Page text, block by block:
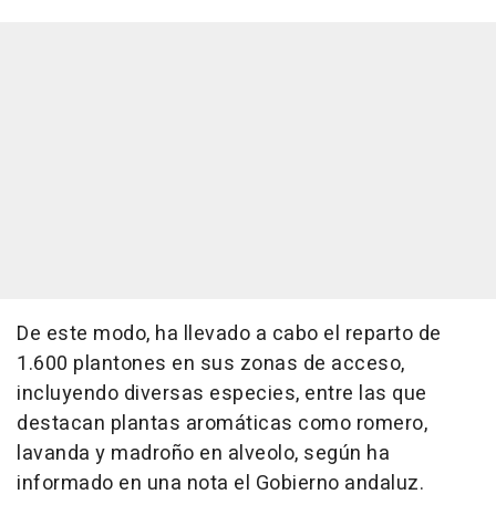
De este modo, ha llevado a cabo el reparto de
1.600 plantones en sus zonas de acceso,
incluyendo diversas especies, entre las que
destacan plantas aromáticas como romero,
lavanda y madroño en alveolo, según ha
informado en una nota el Gobierno andaluz.